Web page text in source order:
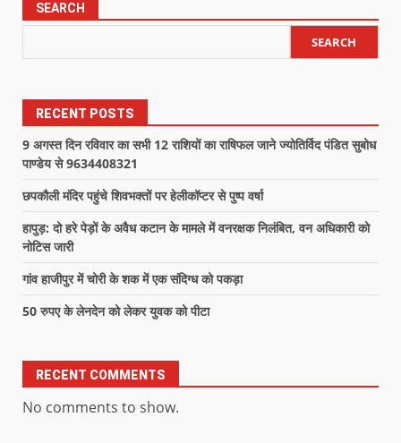
SEARCH
SEARCH
RECENT POSTS
9 अगस्त दिन रविवार का सभी 12 राशियों का राषिफल जाने ज्योतिर्विद पंडित सुबोध
पाण्डेय से 9634408321
छपकौली मंदिर पहुंचे शिवभक्तों पर हेलीकॉप्टर से पुष्प वर्षा
हापुड़: दो हरे पेड़ों के अवैध कटान के मामले में वनरक्षक निलंबित, वन अधिकारी को
नोटिस जारी
गांव हाजीपुर में चोरी के शक में एक संदिग्ध को पकड़ा
50 रुपए के लेनदेन को लेकर युवक को पीटा
RECENT COMMENTS
No comments to show.